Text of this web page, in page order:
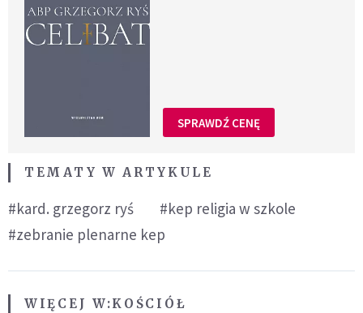
SPRAWDŹ CENĘ
TEMATY W ARTYKULE
#kard. grzegorz ryś
#kep religia w szkole
#zebranie plenarne kep
WIĘCEJ W:KOŚCIÓŁ